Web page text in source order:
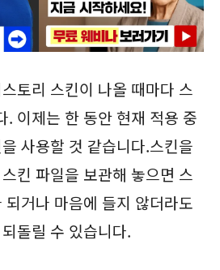
토리 스킨이 나올 때마다 스
. 이제는 한 동안 현재 적용 중
사용할 것 같습니다.스킨을
킨 파일을 보관해 놓으면 스
거나 마음에 들지 않더라도
돌릴 수 있습니다.